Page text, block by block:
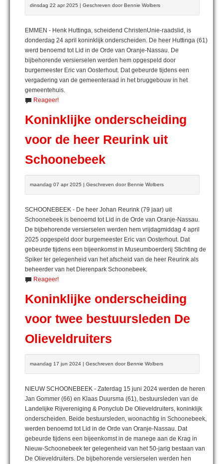
dinsdag 22 apr 2025 | Geschreven door Bennie Wolbers
EMMEN - Henk Huttinga, scheidend ChristenUnie-raadslid, is
donderdag 24 april koninklijk onderscheiden. De heer Huttinga (61)
werd benoemd tot Lid in de Orde van Oranje-Nassau. De
bijbehorende versierselen werden hem opgespeld door
burgemeester Eric van Oosterhout. Dat gebeurde tijdens een
vergadering van de gemeenteraad in het bruggebouw in het
gemeentehuis.
Reageer!
Koninklijke onderscheiding
voor de heer Reurink uit
Schoonebeek
maandag 07 apr 2025 | Geschreven door Bennie Wolbers
SCHOONEBEEK - De heer Johan Reurink (79 jaar) uit
Schoonebeek is benoemd tot Lid in de Orde van Oranje-Nassau.
De bijbehorende versierselen werden hem vrijdagmiddag 4 april
2025 opgespeld door burgemeester Eric van Oosterhout. Dat
gebeurde tijdens een bijeenkomst in Museumboerderij Stichting de
Spiker ter gelegenheid van het afscheid van de heer Reurink als
beheerder van het Dierenpark Schoonebeek.
Reageer!
Koninklijke onderscheiding
voor twee bestuursleden De
Olieveldruiters
maandag 17 jun 2024 | Geschreven door Bennie Wolbers
NIEUW SCHOONEBEEK - Zaterdag 15 juni 2024 werden de heren
Jan Gommer (66) en Klaas Duursma (61), bestuursleden van de
Landelijke Rijvereniging & Ponyclub De Olieveldruiters, koninklijk
onderscheiden. Beide bestuursleden, woonachtig in Schoonebeek,
werden benoemd tot Lid in de Orde van Oranje-Nassau. Dat
gebeurde tijdens een bijeenkomst in de manege aan de Krag in
Nieuw-Schoonebeek ter gelegenheid van het 50-jarig bestaan van
De Olieveldruiters. De bijbehorende versierselen werden hen